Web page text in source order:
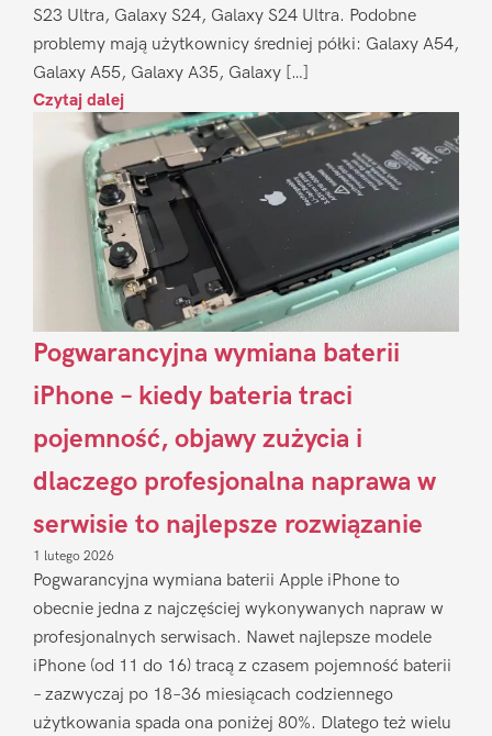
S23 Ultra, Galaxy S24, Galaxy S24 Ultra. Podobne
problemy mają użytkownicy średniej półki: Galaxy A54,
Galaxy A55, Galaxy A35, Galaxy […]
Czytaj dalej
Pogwarancyjna wymiana baterii
iPhone – kiedy bateria traci
pojemność, objawy zużycia i
dlaczego profesjonalna naprawa w
serwisie to najlepsze rozwiązanie
1 lutego 2026
Pogwarancyjna wymiana baterii Apple iPhone to
obecnie jedna z najczęściej wykonywanych napraw w
profesjonalnych serwisach. Nawet najlepsze modele
iPhone (od 11 do 16) tracą z czasem pojemność baterii
– zazwyczaj po 18–36 miesiącach codziennego
użytkowania spada ona poniżej 80%. Dlatego też wielu